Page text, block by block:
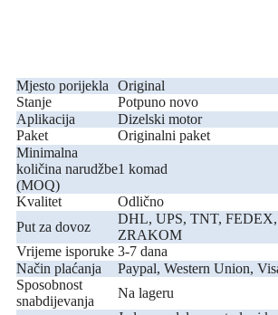
Mjesto porijekla
Original
Stanje
Potpuno novo
Aplikacija
Dizelski motor
Paket
Originalni paket
Minimalna
količina narudžbe
(MOQ)
1 komad
Kvalitet
Odlično
Put za dovoz
DHL, UPS, TNT,
ZRAKOM
Vrijeme isporuke 3-7 dana
Način plaćanja
Paypal, Western Union,
Sposobnost
snabdijevanja
Na lageru